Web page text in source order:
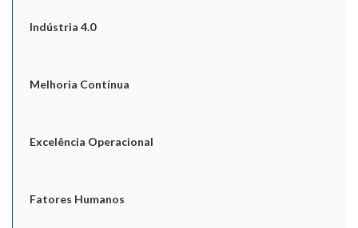
Indústria 4.0
Melhoria Contínua
Excelência Operacional
Fatores Humanos